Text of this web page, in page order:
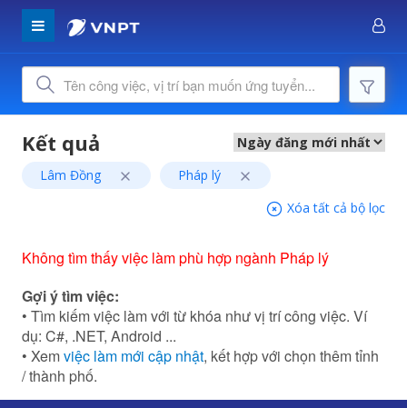
Lâm Đồng
Pháp lý
Xóa tất cả bộ lọc
Không tìm thấy việc làm phù hợp ngành Pháp lý
Gợi ý tìm việc:
• Tìm kiếm việc làm với từ khóa như vị trí công việc. Ví
dụ: C#, .NET, Android ...
• Xemviệc làm mới cập nhật, kết hợp với chọn thêm tỉnh
/ thành phố.